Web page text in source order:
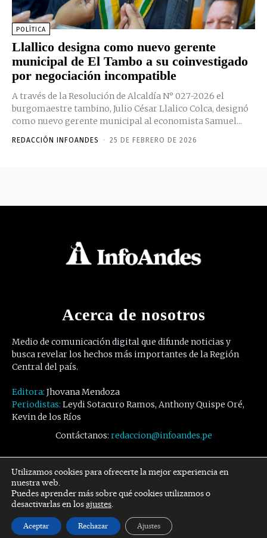
POLÍTICA
Llallico designa como nuevo gerente
municipal de El Tambo a su coinvestigado
por negociación incompatible
A través de la Resolución de Alcaldía N° 027-2026 el
burgomaestre tambino, Julio César Llalico Colca, designó
como nuevo gerente municipal al economista Samuel...
REDACCIÓN INFOANDES - 25 DE FEBRERO DE 2026
Acerca de nosotros
Medio de comunicación digital que difunde noticias y
busca revelar los hechos más importantes de la Región
Central del país.
Editora: Jhovana Mendoza
Periodistas: Leydi Sotacuro Ramos, Anthony Quispe Oré,
Kevin de los Ríos
Contáctanos: redaccion@infoandes.pe
Síguenos
Facebook Twitter Youtube
Utilizamos cookies para ofrecerte la mejor experiencia en
nuestra web.
Puedes aprender más sobre qué cookies utilizamos o
desactivarlas en losajustes.
Aceptar Rechazar Ajustes